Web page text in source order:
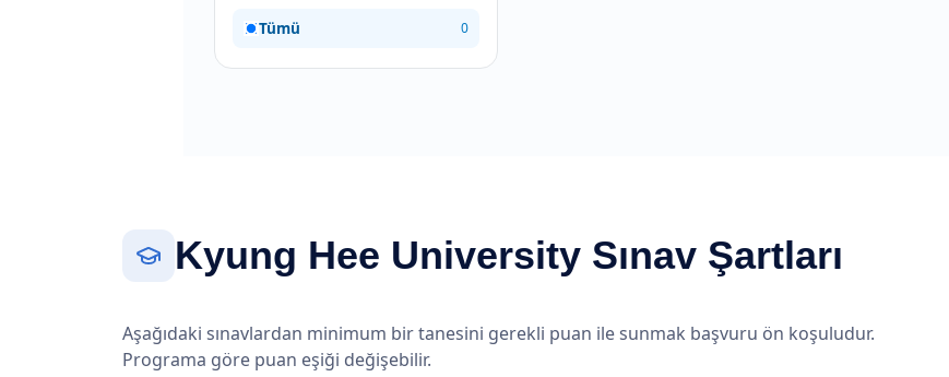
Tümü 0
Kyung Hee University Sınav Şartları
Aşağıdaki sınavlardan minimum bir tanesini gerekli puan ile sunmak başvuru ön koşuludur.
Programa göre puan eşiği değişebilir.